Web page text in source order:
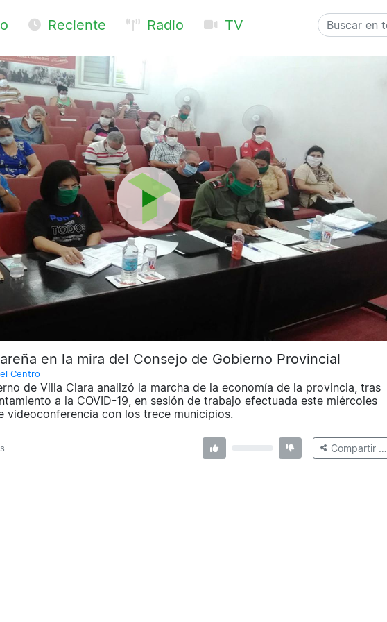
Reciente Radio TV
en la mira del Consejo de Gobierno Provincial
Centro
de Villa Clara analizó la marcha de la economía de la provincia, tras
a la COVID-19, en sesión de trabajo efectuada este miércoles
videoconferencia con los trece municipios.
Compartir …